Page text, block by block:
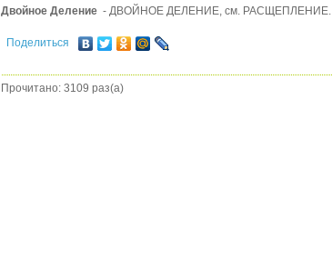
Двойное Деление - ДВОЙНОЕ ДЕЛЕНИЕ, см. РАСЩЕПЛЕНИЕ.
Поделиться
Прочитано: 3109 раз(а)